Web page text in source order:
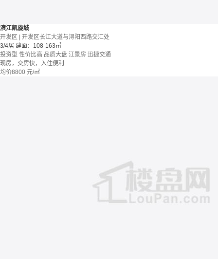
滨江凯旋城
开发区 | 开发区长江大道与浔阳西路交汇处
3/4居 建面：108-163㎡
投资型 性价比高 品质大盘 江景房 迅捷交通
现房，交房快，入住便利
均价8800 元/㎡